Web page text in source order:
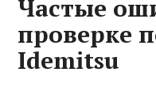
Частые
проверке
Idemitsu